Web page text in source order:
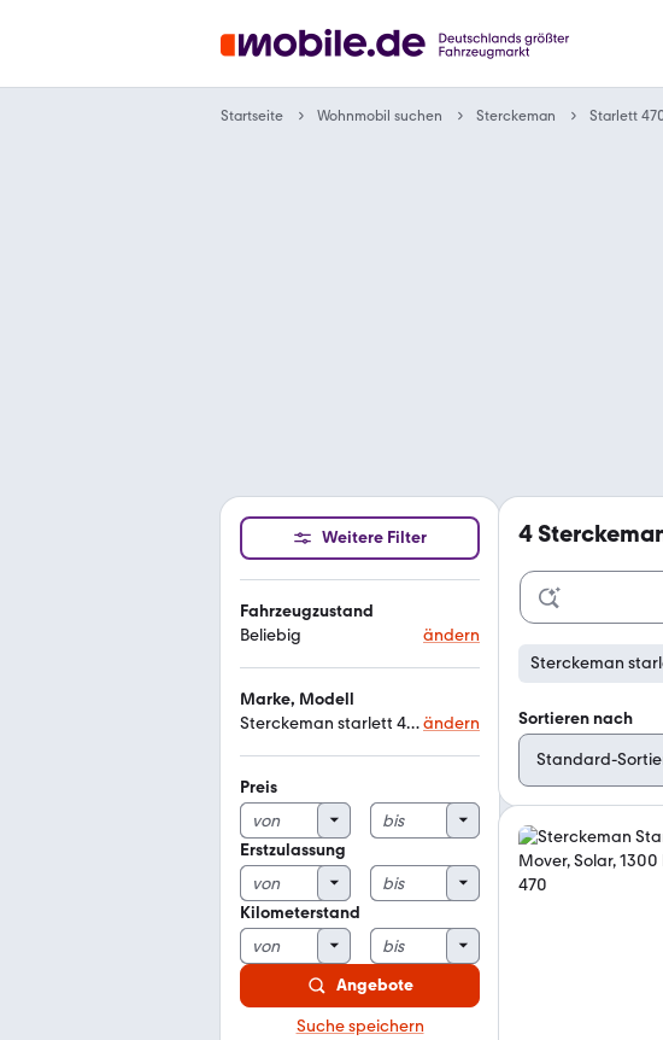
Startseite Wohnmobil suchen Sterckeman Starlett
Weitere Filter
Fahrzeugzustand
Beliebig
ändern
Marke, Modell
Sterckeman starlett 470ändern
Preis
Erstzulassung
Kilometerstand
Angebote
Suche speichern
4
Sterckeman
Sortieren nach